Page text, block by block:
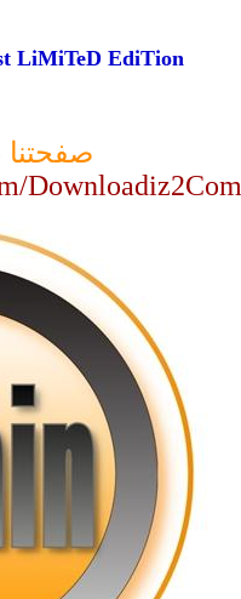
LiMiTeD EdiTion
Downloadiz2Com